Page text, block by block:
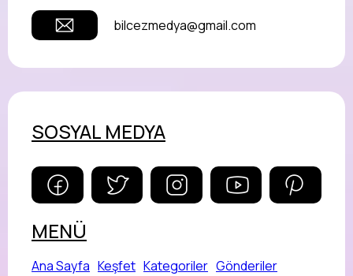
bilcezmedya@gmail.com
SOSYAL MEDYA
MENÜ
Ana Sayfa Keşfet Kategoriler Gönderiler